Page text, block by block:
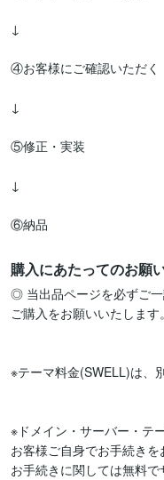
↓
④お客様にご確認いただく
↓
⑤修正・実装
↓
⑥納品
購入にあたってのお願
◎ 当出品ページを必ずご一
ご購入をお願いいたします。
※テーマ料金(SWELL)は、
※ドメイン・サーバー・テ
お客様ご自身でお手続きを
お手続きに関しては無料で